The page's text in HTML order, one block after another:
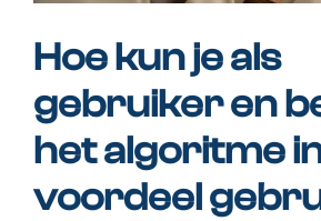
Hoe kun je als
gebruiker en
het algoritme
voordeel